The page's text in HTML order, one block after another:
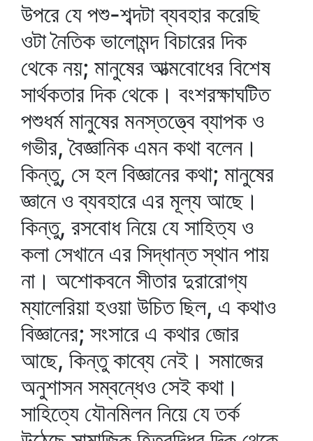
উপরে যে পশু-শব্দটা ব্যবহার করেছি
ওটা নৈতিক ভালোমন্দ বিচারের দিক
থেকে নয়; মানুষের আত্মবোধের বিশেষ
সার্থকতার দিক থেকে। বংশরক্ষাঘটিত
পশুধর্ম মানুষের মনস্তত্ত্বে ব্যাপক ও
গভীর, বৈজ্ঞানিক এমন কথা বলেন।
কিন্তু, সে হল বিজ্ঞানের কথা; মানুষের
জ্ঞানে ও ব্যবহারে এর মূল্য আছে।
কিন্তু, রসবোধ নিয়ে যে সাহিত্য ও
কলা সেখানে এর সিদ্ধান্ত স্থান পায়
না। অশোকবনে সীতার দুরারোগ্য
ম্যালেরিয়া হওয়া উচিত ছিল, এ কথাও
বিজ্ঞানের; সংসারে এ কথার জোর
আছে, কিন্তু কাব্যে নেই। সমাজের
অনুশাসন সম্বন্ধেও সেই কথা।
সাহিত্যে যৌনমিলন নিয়ে যে তর্ক